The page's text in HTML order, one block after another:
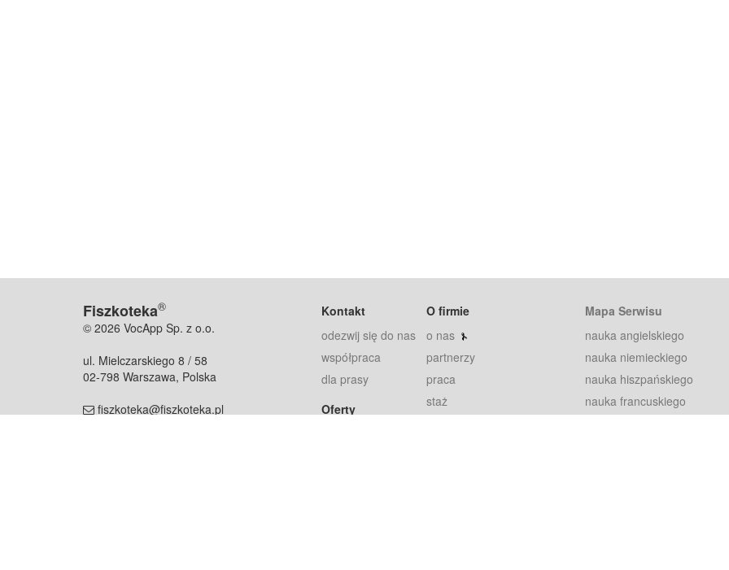
Fiszkoteka®
© 2026 VocApp Sp. z o.o.
ul. Mielczarskiego 8 / 58
02-798 Warszawa, Polska
fiszkoteka@fiszkoteka.pl
Kontakt
odezwij się do nas
współpraca
dla prasy
Oferty
O firmie
o nas
partnerzy
praca
staż
Mapa Serwisu
nauka angielskiego
nauka niemieckiego
nauka hiszpańskiego
nauka francuskiego